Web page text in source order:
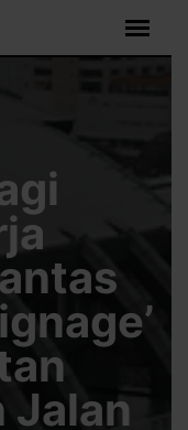
Jalan